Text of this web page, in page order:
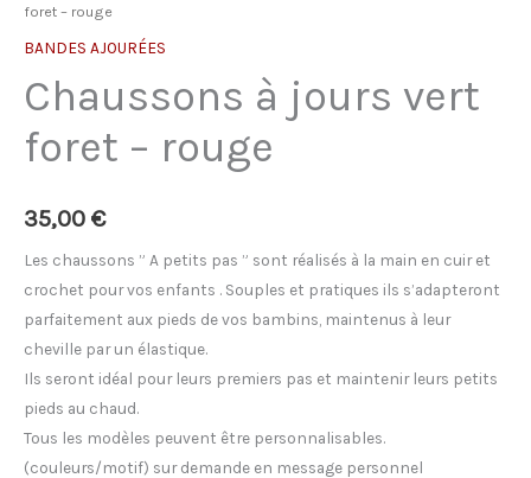
foret – rouge
BANDES AJOURÉES
Chaussons à jours vert
foret – rouge
35,00 €
Les chaussons ” A petits pas ” sont réalisés à la main en cuir et
crochet pour vos enfants . Souples et pratiques ils s’adapteront
parfaitement aux pieds de vos bambins, maintenus à leur
cheville par un élastique.
Ils seront idéal pour leurs premiers pas et maintenir leurs petits
pieds au chaud.
Tous les modèles peuvent être personnalisables.
(couleurs/motif) sur demande en message personnel